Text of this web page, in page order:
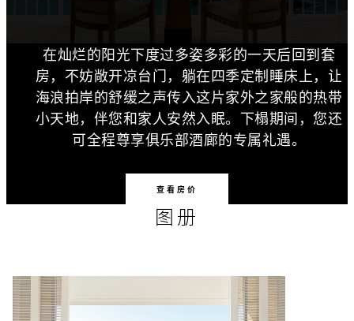
在灿烂的阳光下度过多姿多彩的一天后回到套
房，不妨敞开凉台门，躺在四季定制睡床上，让
海浪拍岸的舒缓之声传入这片家外之家般的热带
小天地，伴您和家人安然入眠。下榻期间，您还
可全程尊享俱乐部酒廊的专属礼遇。
查看房价
图册